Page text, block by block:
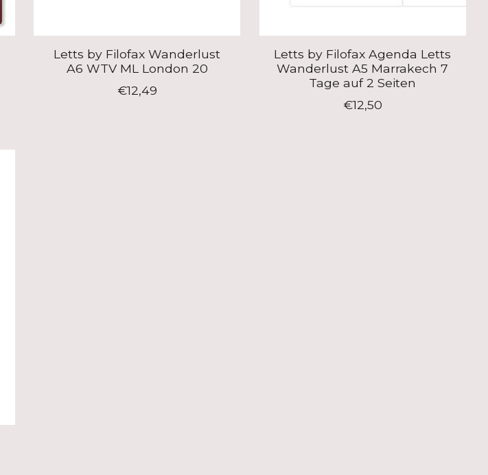
Letts by Filofax Wanderlust
A6 WTV ML London 20
€12,49
Letts by Filofax Agenda Letts
Wanderlust A5 Marrakech 7
Tage auf 2 Seiten
€12,50